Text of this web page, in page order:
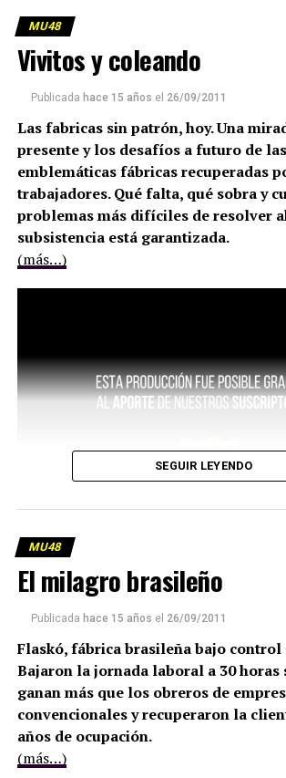
MU48
Vivitos y coleando
Publicada hace 15 años el 26/09/2011
Las fabricas sin patrón, hoy. Una
presente y los desafíos a futuro de
emblemáticas fábricas recuperadas
trabajadores. Qué falta, qué sobra y
problemas más difíciles de resolver
subsistencia está garantizada.
(más…)
SEGUIR LEYENDO
MU48
El milagro brasileño
Publicada hace 15 años el 26/09/2011
Flaskó, fábrica brasileña bajo control
Bajaron la jornada laboral a 30 horas
ganan más que los obreros de
convencionales y recuperaron la
años de ocupación.
(más…)